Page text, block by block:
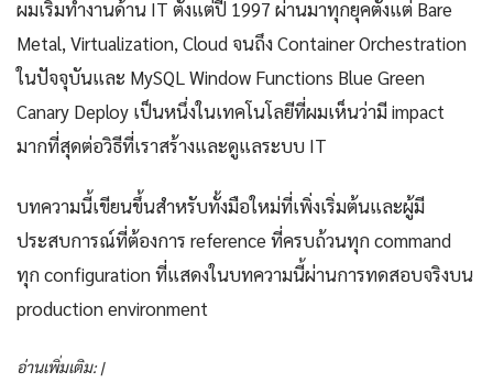
ผมเริ่มทำงานด้าน IT ตั้งแต่ปี 1997 ผ่านมาทุกยุคตั้งแต่ Bare
Metal, Virtualization, Cloud จนถึง Container Orchestration
ในปัจจุบันและ MySQL Window Functions Blue Green
Canary Deploy เป็นหนึ่งในเทคโนโลยีที่ผมเห็นว่ามี impact
มากที่สุดต่อวิธีที่เราสร้างและดูแลระบบ IT
บทความนี้เขียนขึ้นสำหรับทั้งมือใหม่ที่เพิ่งเริ่มต้นและผู้มี
ประสบการณ์ที่ต้องการ reference ที่ครบถ้วนทุก command
ทุก configuration ที่แสดงในบทความนี้ผ่านการทดสอบจริงบน
production environment
อ่านเพิ่มเติม: |